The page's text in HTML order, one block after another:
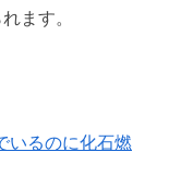
ます。
いるのに化石燃